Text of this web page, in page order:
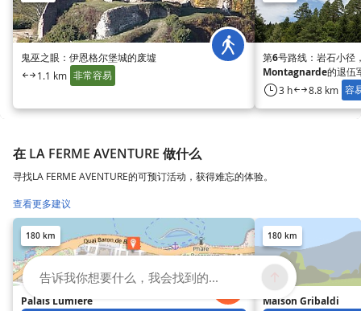
鬼巫之眼：伊恩格尔堡城的废墟
1.1 km 非常容易
第6号路线：岩石小径
Montagnarde的退伍
3 h 8.8 km 容
在 LA FERME AVENTURE 做什么
寻找LA FERME AVENTURE的可预订活动，获得难忘的体验。
查看更多建议
180 km
Palais Lumière
180 km
Maison Gribaldi
告诉我你想要什么，我会找到的...